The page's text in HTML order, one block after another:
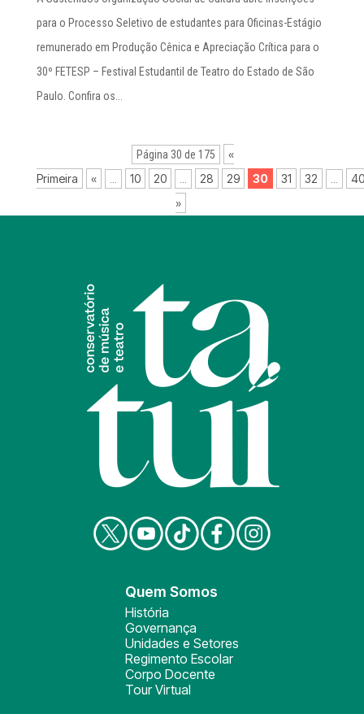
para o Processo Seletivo de estudantes para Oficinas-Estágio
remunerado em Produção Cênica e Apreciação Crítica para o
30º FETESP – Festival Estudantil de Teatro do Estado de São
Paulo. Confira os...
Página 30 de 175
«
Primeira
« 10 20 28 29 30 31 32
40
»
Quem Somos
História
Governança
Unidades e Setores
Regimento Escolar
Corpo Docente
Tour Virtual